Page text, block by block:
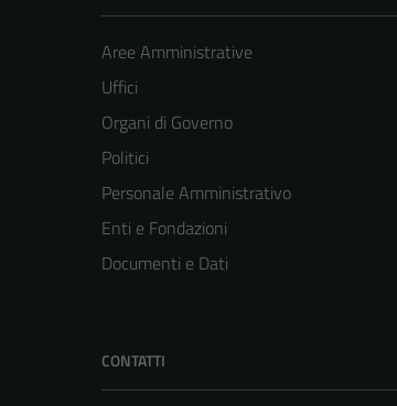
Aree Amministrative
Uffici
Organi di Governo
Politici
Personale Amministrativo
Enti e Fondazioni
Documenti e Dati
CONTATTI